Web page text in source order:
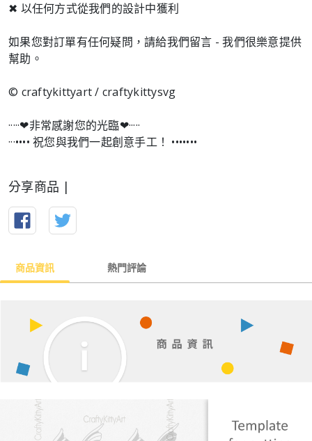
✖ 以任何方式從我們的設計中獲利
如果您對訂單有任何疑問，請給我們留言 - 我們很樂意提供
幫助。
© craftykittyart / craftykittysvg
·····❤︎非常感謝您的光臨❤︎·····
···•••• 祝您與我們一起創意手工！ •••••••
分享商品 |
商品資訊 熱門評論